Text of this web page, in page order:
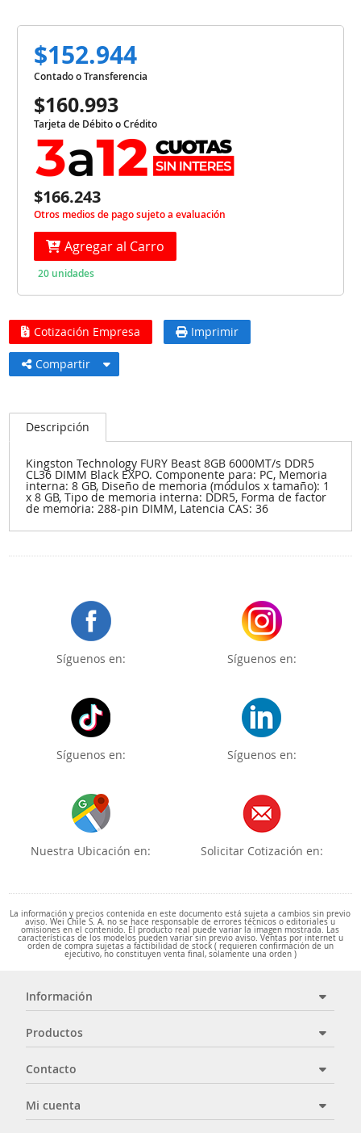
$152.944
Contado o Transferencia
$160.993
Tarjeta de Débito o Crédito
$166.243
Otros medios de pago sujeto a evaluación
Agregar al Carro
20 unidades
Cotización Empresa Imprimir
Compartir
Descripción
Kingston Technology FURY Beast 8GB 6000MT/s DDR5
CL36 DIMM Black EXPO. Componente para: PC, Memoria
interna: 8 GB, Diseño de memoria (módulos x tamaño): 1
x 8 GB, Tipo de memoria interna: DDR5, Forma de factor
de memoria: 288-pin DIMM, Latencia CAS: 36
Síguenos en: Síguenos en:
Síguenos en: Síguenos en:
Nuestra Ubicación en: Solicitar Cotización en:
La información y precios contenida en este documento está sujeta a cambios sin previo
aviso. Wei Chile S. A. no se hace responsable de errores técnicos o editoriales u
omisiones en el contenido. El producto real puede variar la imagen mostrada. Las
características de los modelos pueden variar sin previo aviso. Ventas por internet u
orden de compra sujetas a factibilidad de stock ( requieren confirmación de un
ejecutivo, no constituyen venta final, solamente una orden )
Información
Productos
Contacto
Mi cuenta